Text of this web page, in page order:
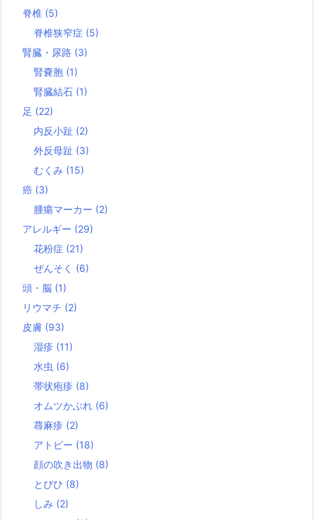
脊椎 (5)
脊椎狭窄症 (5)
腎臓・尿路 (3)
腎嚢胞 (1)
腎臓結石 (1)
足 (22)
内反小趾 (2)
外反母趾 (3)
むくみ (15)
癌 (3)
腫瘍マーカー (2)
アレルギー (29)
花粉症 (21)
ぜんそく (6)
頭・脳 (1)
リウマチ (2)
皮膚 (93)
湿疹 (11)
水虫 (6)
帯状疱疹 (8)
オムツかぶれ (6)
蕁麻疹 (2)
アトピー (18)
顔の吹き出物 (8)
とびひ (8)
しみ (2)